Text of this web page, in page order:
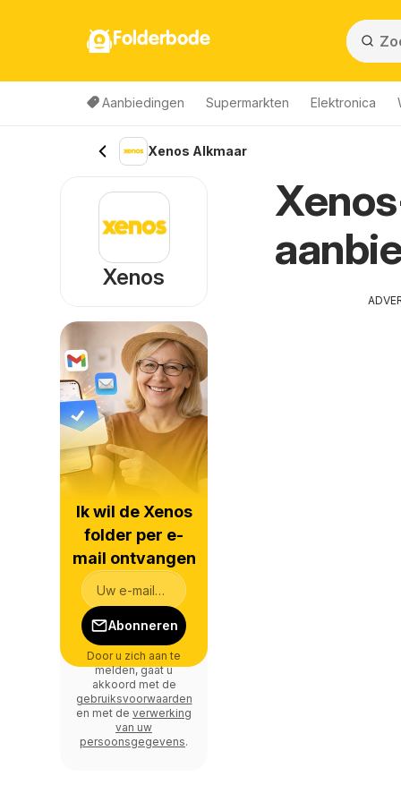
Folderbode
Aanbiedingen Supermarkten Elektronica
Xenos Alkmaar
Xenos
Ik wil de Xenos
folder per e-
mail ontvangen
Abonneren
Door u zich aan te
melden, gaat u
akkoord met de
gebruiksvoorwaarden
en met de verwerking
van uw
persoonsgegevens.